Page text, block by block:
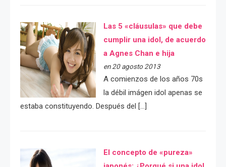
Las 5 «cláusulas» que debe
cumplir una idol, de acuerdo
a Agnes Chan e hija
en 20 agosto 2013
A comienzos de los años 70s
la débil imágen idol apenas se
estaba constituyendo. Después del […]
El concepto de «pureza»